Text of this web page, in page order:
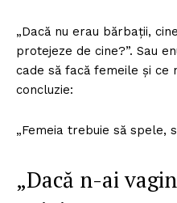
„Dacă nu erau bărbații,
protejeze de cine?”. Sau
cade să facă femeile și ce
concluzie:
„Femeia trebuie să spele,
„Dacă n-ai